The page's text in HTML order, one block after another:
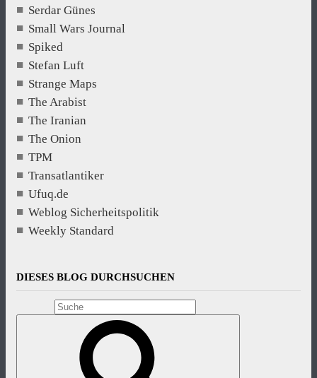
Serdar Günes
Small Wars Journal
Spiked
Stefan Luft
Strange Maps
The Arabist
The Iranian
The Onion
TPM
Transatlantiker
Ufuq.de
Weblog Sicherheitspolitik
Weekly Standard
DIESES BLOG DURCHSUCHEN